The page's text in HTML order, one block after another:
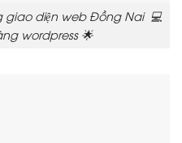
giao diện web Đồng Nai 💻
wordpress 🌟